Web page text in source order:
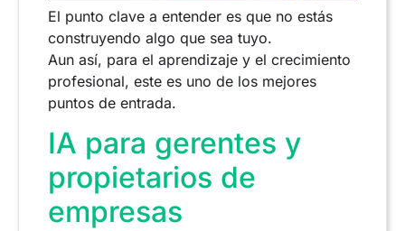
El punto clave a entender es que no estás
construyendo algo que sea tuyo.
Aun así, para el aprendizaje y el crecimiento
profesional, este es uno de los mejores
puntos de entrada.
IA para gerentes y
propietarios de
empresas